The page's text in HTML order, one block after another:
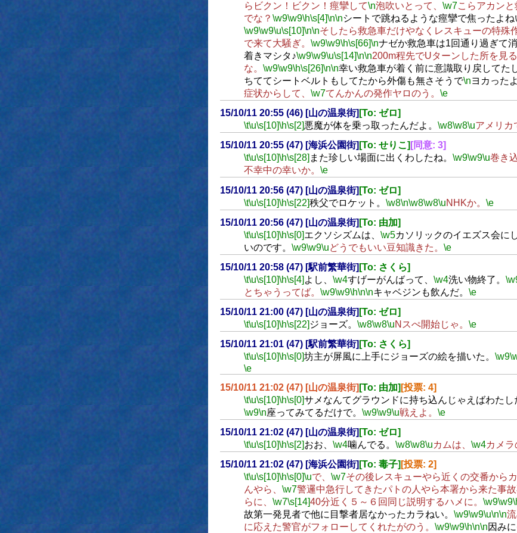
らビクン！ビクン！痙攣して\n泡吹いとって、 \w7こらアカン
でな？ \w9\w9\h\s[4]\n\nシートで跳ねるような痙攣で焦ったよね
\w9\w9\u\s[10]\n\nそしたら救急車だけやなくレスキューの特殊
で来て大騒ぎ。 \w9\w9\h\s[66]\nナゼか救急車は1回通り過ぎて
着きマシタ♪\w9\w9\u\s[14]\n\n200m程先でUターンした所を見
な。 \w9\w9\h\s[26]\n\n幸い救急車が着く前に意識取り戻してたし
ちててシートベルトもしてたから外傷も無さそうで\nヨカった
症状からして、 \w7てんかんの発作ヤロのう。 \e
15/10/11 20:55 (46) [山の温泉街] [To: ゼロ]
\t\u\s[10]\h\s[2]悪魔が体を乗っ取ったんだよ。 \w8\w8\uアメリカ
15/10/11 20:55 (47) [海浜公園街] [To: せりこ] [同意: 3]
\t\u\s[10]\h\s[28] また珍しい場面に出くわしたね。 \w9\w9\u巻き
不幸中の幸いか。 \e
15/10/11 20:56 (47) [山の温泉街] [To: ゼロ]
\t\u\s[10]\h\s[22]秩父でロケット。 \w8\n\w8\w8\uNHKか。 \e
15/10/11 20:56 (47) [山の温泉街] [To: 由加]
\t\u\s[10]\h\s[0]エクソシズムは、 \w5カソリックのイエズス会に
いのです。 \w9\w9\uどうでもいい豆知識きた。 \e
15/10/11 20:58 (47) [駅前繁華街] [To: さくら]
\t\u\s[10]\h\s[4] よし、 \w4すげーがんばって、 \w4洗い物終了。
とちゃうってば。 \w9\w9\h\n\nキャベジンも飲んだ。 \e
15/10/11 21:00 (47) [山の温泉街] [To: ゼロ]
\t\u\s[10]\h\s[22] ジョーズ。 \w8\w8\uNスぺ開始じゃ。 \e
15/10/11 21:01 (47) [駅前繁華街] [To: さくら]
\t\u\s[10]\h\s[0]坊主が屏風に上手にジョーズの絵を描いた。 \w9
\e
15/10/11 21:02 (47) [山の温泉街] [To: 由加] [投票: 4]
\t\u\s[10]\h\s[0]サメなんてグラウンドに持ち込んじゃえばわたし
\w9\n座ってみてるだけで。 \w9\w9\u戦えよ。 \e
15/10/11 21:02 (47) [山の温泉街] [To: ゼロ]
\t\u\s[10]\h\s[2]おお、 \w4噛んでる。 \w8\w8\uカムは、 \w4カメラ
15/10/11 21:02 (47) [海浜公園街] [To: 毒子] [投票: 2]
\t\u\s[10]\h\s[0]\uで、 \w7その後レスキューやら近くの交番から
んやら、 \w7警邏中急行してきたパトの人やら本署から来た事
らに、 \w7\s[14]40分近く５～６回同じ説明するハメに。 \w9\w9
故第一発見者で他に目撃者居なかったカラねい。 \w9\w9\u\n\n
に応えた警官がフォローしてくれたがのう。 \w9\w9\h\n\n因み